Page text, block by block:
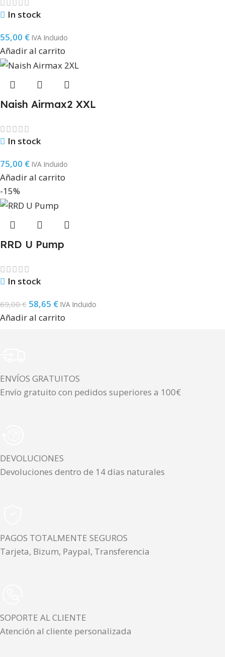
In stock
55,00 € IVA Incluido
Añadir al carrito
Naish Airmax2 XXL
In stock
75,00 € IVA Incluido
Añadir al carrito
-15%
RRD U Pump
In stock
69,00€ 58,65 € IVA Incluido
Añadir al carrito
ENVÍOS GRATUITOS
Envío gratuito con pedidos superiores a 100€
DEVOLUCIONES
Devoluciones dentro de 14 días naturales
PAGOS TOTALMENTE SEGUROS
Tarjeta, Bizum, Paypal, Transferencia
SOPORTE AL CLIENTE
Atención al cliente personalizada